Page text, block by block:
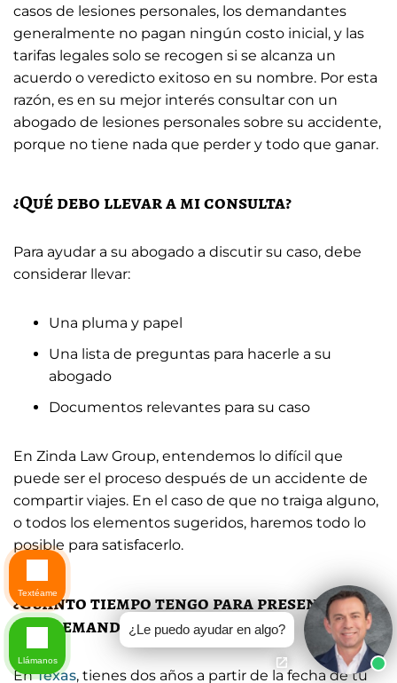
casos de lesiones personales, los demandantes
generalmente no pagan ningún costo inicial, y las
tarifas legales solo se recogen si se alcanza un
acuerdo o veredicto exitoso en su nombre. Por esta
razón, es en su mejor interés consultar con un
abogado de lesiones personales sobre su accidente,
porque no tiene nada que perder y todo que ganar.
¿Qué debo llevar a mi consulta?
Para ayudar a su abogado a discutir su caso, debe
considerar llevar:
Una pluma y papel
Una lista de preguntas para hacerle a su
abogado
Documentos relevantes para su caso
En Zinda Law Group, entendemos lo difícil que
puede ser el proceso después de un accidente de
compartir viajes. En el caso de que no traiga alguno,
o todos los elementos sugeridos, haremos todo lo
posible para satisfacerlo.
¿Cuánto tiempo tengo para presentar
una demanda en Texas?
EnTexas, tienes dos años a partir de la fecha de tu
¿Le puedo ayudar en algo?
Textéame
Llámanos